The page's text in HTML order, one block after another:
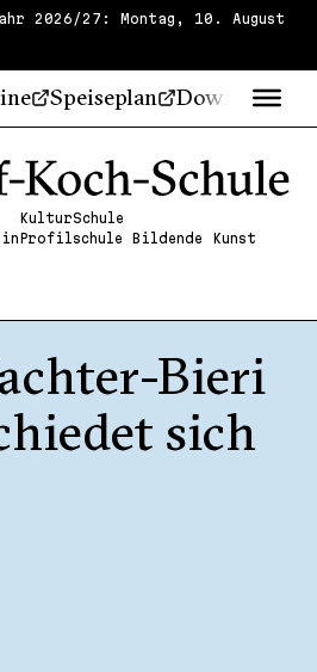
2026/27: Montag, 10. August
Speiseplan Downloads
KulturSchule
Profilschule Bildende Kunst
​Bieri
sich